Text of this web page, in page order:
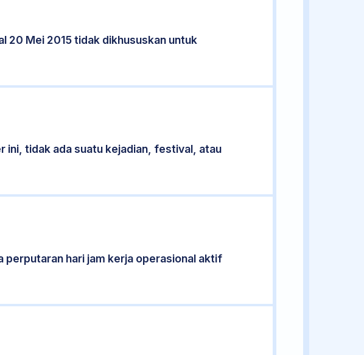
20 Mei 2015 tidak dikhususkan untuk
ini, tidak ada suatu kejadian, festival, atau
perputaran hari jam kerja operasional aktif